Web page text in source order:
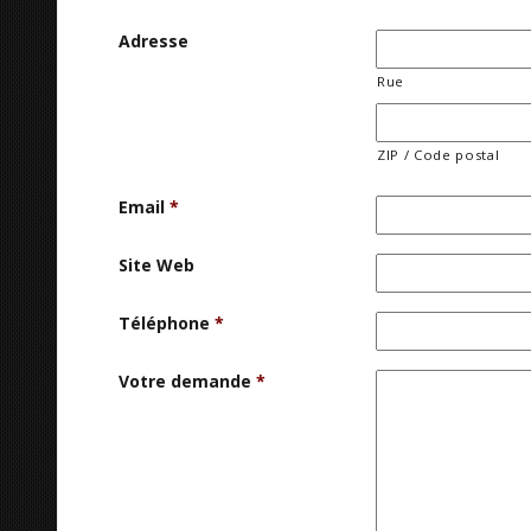
Adresse
Rue
ZIP / Code postal
Email *
Site Web
Téléphone *
Votre demande *